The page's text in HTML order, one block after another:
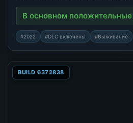
В основном
#2022 #DLC включены #Выживание
BUILD 6372838